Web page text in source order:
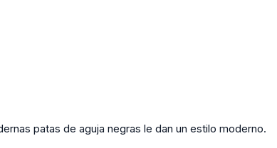
patas de aguja negras le dan un estilo moderno.